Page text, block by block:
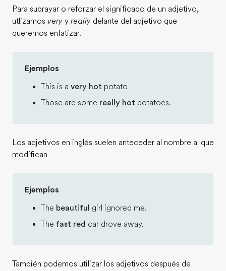
Para subrayar o reforzar el significado de un adjetivo,
utlizamos very y really delante del adjetivo que
queremos enfatizar.
Ejemplos
This is a very hot potato
Those are some really hot potatoes.
Los adjetivos en inglés suelen anteceder al nombre al que
modifican
Ejemplos
The beautiful girl ignored me.
The fast red car drove away.
También podemos utilizar los adjetivos después de